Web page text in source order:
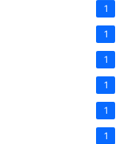
1
1
1
1
1
1